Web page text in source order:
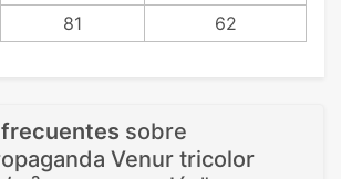
81 62
sobre
Venur tricolor